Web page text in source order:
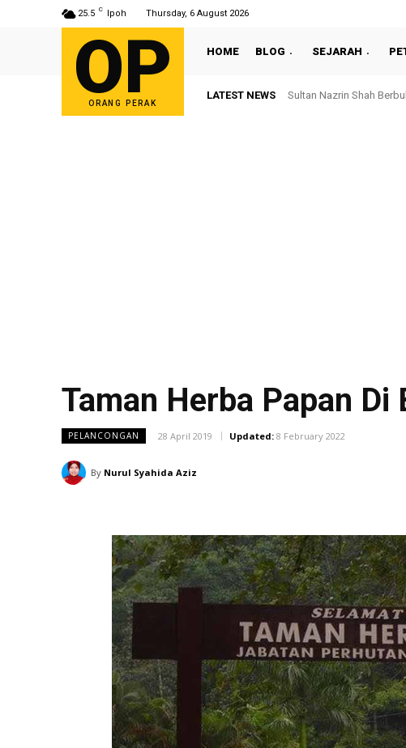
25.5 C Ipoh Thursday, 6 August 2026
OP
ORANG PERAK
HOME BLOG SEJARAH
LATEST NEWS Bekas ADUN Tronoh,
Taman Herba Papan Di
PELANCONGAN 28 April 2019 Updated: 8 February 2022
By Nurul Syahida Aziz